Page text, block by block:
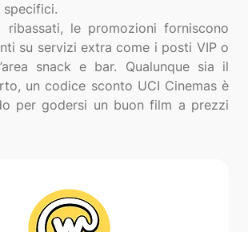
ribassati, le promozioni forniscono
su servizi extra come i posti VIP o
snack e bar. Qualunque sia il
un codice sconto UCI Cinemas è
per godersi un buon film a prezzi